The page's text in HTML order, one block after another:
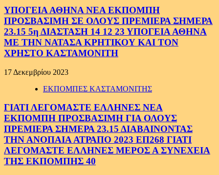
ΥΠΟΓΕΙΑ ΑΘΗΝΑ ΝΕΑ ΕΚΠΟΜΠΗ
ΠΡΟΣΒΑΣΙΜΗ ΣΕ ΟΛΟΥΣ ΠΡΕΜΙΕΡΑ ΣΗΜΕΡΑ
23.15 5η ΔΙΑΣΤΑΣΗ 14 12 23 ΥΠΟΓΕΙΑ ΑΘΗΝΑ
ΜΕ ΤΗΝ ΝΑΤΑΣΑ ΚΡΗΤΙΚΟΥ ΚΑΙ ΤΟΝ
ΧΡΗΣΤΟ ΚΑΣΤΑΜΟΝΙΤΗ
17 Δεκεμβρίου 2023
ΕΚΠΟΜΠΕΣ ΚΑΣΤΑΜΟΝΙΤΗΣ
ΓΙΑΤΙ ΛΕΓΟΜΑΣΤΕ ΕΛΛΗΝΕΣ ΝΕΑ
ΕΚΠΟΜΠΗ ΠΡΟΣΒΑΣΙΜΗ ΓΙΑ ΟΛΟΥΣ
ΠΡΕΜΙΕΡΑ ΣΗΜΕΡΑ 23.15 ΔΙΑΒΑΙΝΟΝΤΑΣ
ΤΗΝ ΑΝΟΠΑΙΑ ΑΤΡΑΠΟ 2023 ΕΠ268 ΓΙΑΤΙ
ΛΕΓΟΜΑΣΤΕ ΕΛΛΗΝΕΣ ΜΕΡΟΣ Α ΣΥΝΕΧΕΙΑ
ΤΗΣ ΕΚΠΟΜΠΗΣ 40